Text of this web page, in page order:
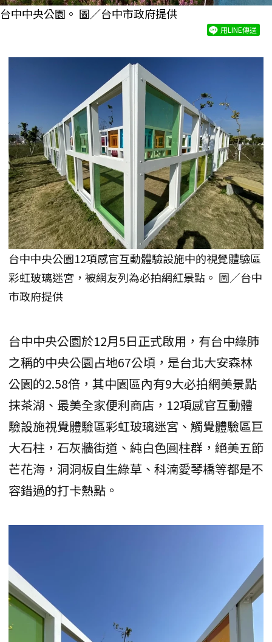
台中中央公園。 圖／台中市政府提供
用LINE傳送
台中中央公園12項感官互動體驗設施中的視覺體驗區
彩虹玻璃迷宮，被網友列為必拍網紅景點。 圖／台中
市政府提供
台中中央公園於12月5日正式啟用，有台中綠肺
之稱的中央公園占地67公頃，是台北大安森林
公園的2.58倍，其中園區內有9大必拍網美景點
抹茶湖、最美全家便利商店，12項感官互動體
驗設施視覺體驗區彩虹玻璃迷宮、觸覺體驗區巨
大石柱，石灰牆街道、純白色圓柱群，絕美五節
芒花海，洞洞板自生綠草、科湳愛琴橋等都是不
容錯過的打卡熱點。